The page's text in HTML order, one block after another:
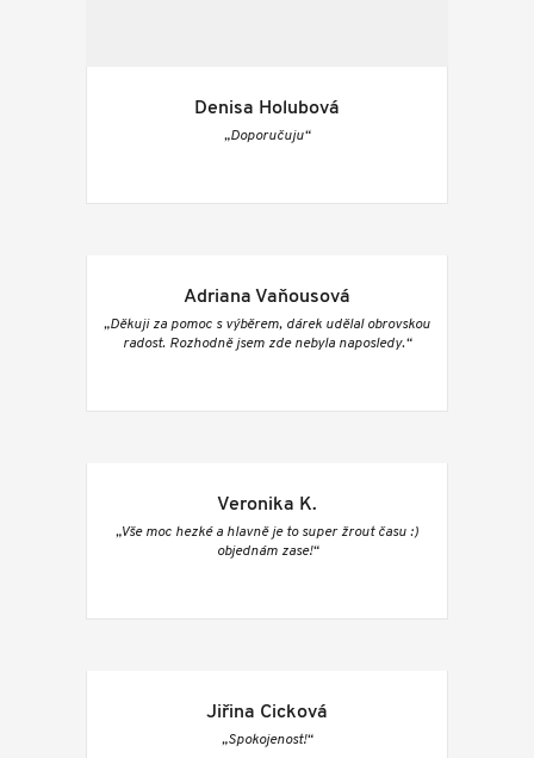
Denisa Holubová
„Doporučuju“
Adriana Vaňousová
„Děkuji za pomoc s výběrem, dárek udělal obrovskou
radost. Rozhodně jsem zde nebyla naposledy.“
Veronika K.
„Vše moc hezké a hlavně je to super žrout času :)
objednám zase!“
Jiřina Cicková
„Spokojenost!“